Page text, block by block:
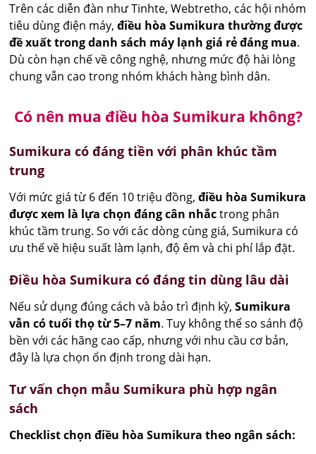
Trên các diễn đàn như Tinhte, Webtretho, các hội nhóm
tiêu dùng điện máy,điều hòa Sumikura thường được
đề xuất trong danh sách máy lạnh giá rẻ đáng mua.
Dù còn hạn chế về công nghệ, nhưng mức độ hài lòng
chung vẫn cao trong nhóm khách hàng bình dân.
Có nên mua điều hòa Sumikura không?
Sumikura có đáng tiền với phân khúc tầm
trung
Với mức giá từ 6 đến 10 triệu đồng,điều hòa Sumikura
được xem là lựa chọn đáng cân nhắctrong phân
khúc tầm trung. So với các dòng cùng giá, Sumikura có
ưu thế về hiệu suất làm lạnh, độ êm và chi phí lắp đặt.
Điều hòa Sumikura có đáng tin dùng lâu dài
Nếu sử dụng đúng cách và bảo trì định kỳ,Sumikura
vẫn có tuổi thọ từ 5–7 năm. Tuy không thể so sánh độ
bền với các hãng cao cấp, nhưng với nhu cầu cơ bản,
đây là lựa chọn ổn định trong dài hạn.
Tư vấn chọn mẫu Sumikura phù hợp ngân
sách
Checklist chọn điều hòa Sumikura theo ngân sách: